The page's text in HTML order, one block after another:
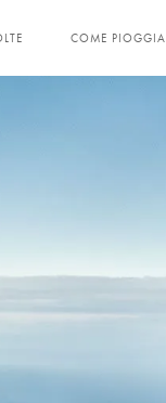
COME PIOGGIA